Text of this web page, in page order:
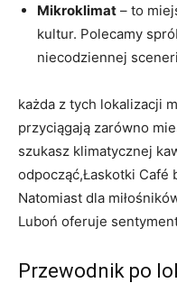
Mikroklimat – to
kultur. Polecamy
niecodziennej
każda z tych lokalizacji
przyciągają zarówno
szukasz klimatycznej
odpocząć,Łaskotki Café
Natomiast dla
Luboń oferuje
Przewodnik po